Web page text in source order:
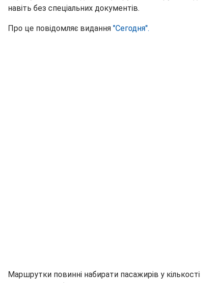
навіть без спеціальних документів.
Про це повідомляє видання "Сегодня".
Маршрутки повинні набирати пасажирів у кількості